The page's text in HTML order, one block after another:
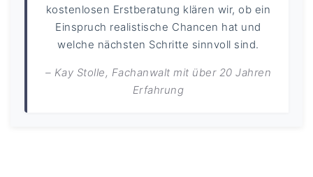
kostenlosen Erstberatung klären wir, ob ein
Einspruch realistische Chancen hat und
welche nächsten Schritte sinnvoll sind.
– Kay Stolle, Fachanwalt mit über 20 Jahren
Erfahrung